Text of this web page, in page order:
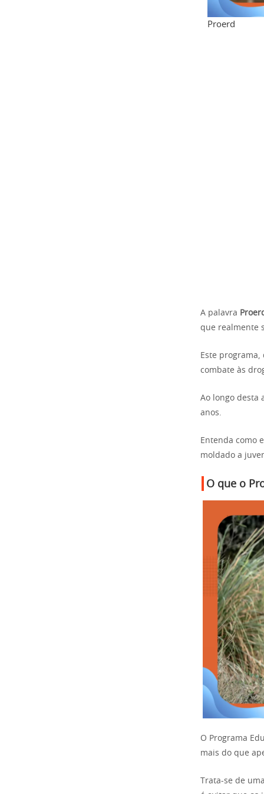
Proerd
A palavra
que realmente
Este
combate às
Ao longo desta
anos.
Entenda como
moldado a
O que o
O Programa
mais do que
Trata-se de